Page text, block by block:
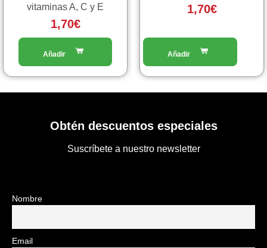
vitaminas A, C y E
1,70€
1,70€
Obtén descuentos especiales
Suscríbete a nuestro newsletter
Nombre
Email